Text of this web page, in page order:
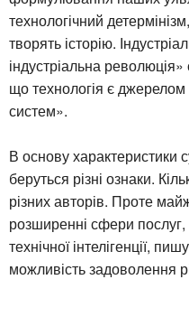
технологічний
творять історію.
індустріальна
що технологія є джерелом
систем».
В основу характеристики
беруться різні ознаки.
різних авторів. Проте
розширенні сфери послуг,
технічної інтелігенції,
можливість задоволення